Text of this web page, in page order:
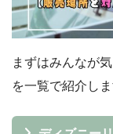
まずはみんなが
を一覧で紹介しま